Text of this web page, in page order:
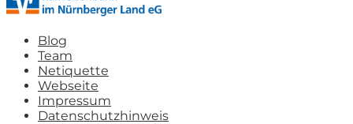
Blog
Team
Netiquette
Webseite
Impressum
Datenschutzhinweis